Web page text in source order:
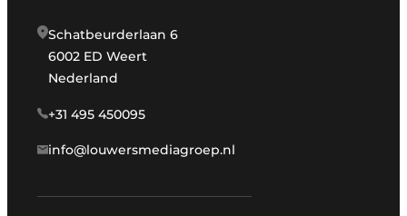
Schatbeurderlaan 6
6002 ED Weert
Nederland
+31 495 450095
info@louwersmediagroep.nl